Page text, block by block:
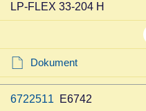
LP-FLEX 33-204 H
Dokument
6722511 E6742